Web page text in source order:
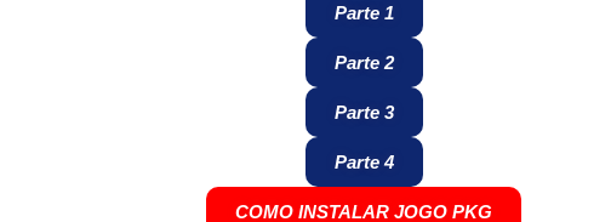
Parte 1
Parte 2
Parte 3
Parte 4
COMO INSTALAR JOGO PKG